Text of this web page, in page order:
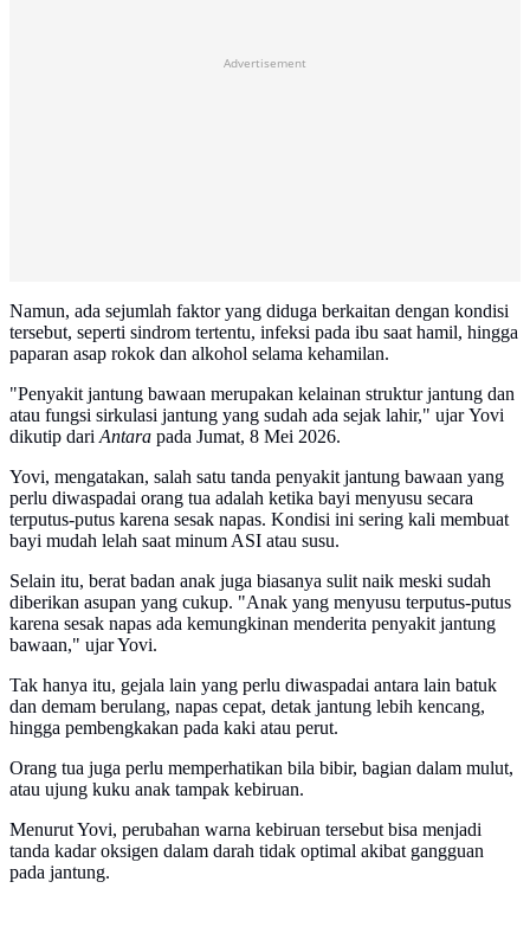
Advertisement
Namun, ada sejumlah faktor yang diduga berkaitan dengan kondisi
tersebut, seperti sindrom tertentu, infeksi pada ibu saat hamil, hingga
paparan asap rokok dan alkohol selama kehamilan.
"Penyakit jantung bawaan merupakan kelainan struktur jantung dan
atau fungsi sirkulasi jantung yang sudah ada sejak lahir," ujar Yovi
dikutip dariAntara pada Jumat, 8 Mei 2026.
Yovi, mengatakan, salah satu tanda penyakit jantung bawaan yang
perlu diwaspadai orang tua adalah ketika bayi menyusu secara
terputus-putus karena sesak napas. Kondisi ini sering kali membuat
bayi mudah lelah saat minum ASI atau susu.
Selain itu, berat badan anak juga biasanya sulit naik meski sudah
diberikan asupan yang cukup. "Anak yang menyusu terputus-putus
karena sesak napas ada kemungkinan menderita penyakit jantung
bawaan," ujar Yovi.
Tak hanya itu, gejala lain yang perlu diwaspadai antara lain batuk
dan demam berulang, napas cepat, detak jantung lebih kencang,
hingga pembengkakan pada kaki atau perut.
Orang tua juga perlu memperhatikan bila bibir, bagian dalam mulut,
atau ujung kuku anak tampak kebiruan.
Menurut Yovi, perubahan warna kebiruan tersebut bisa menjadi
tanda kadar oksigen dalam darah tidak optimal akibat gangguan
pada jantung.